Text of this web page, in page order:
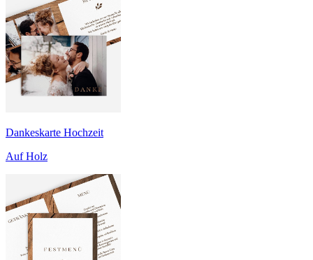
Dankeskarte Hochzeit
Auf Holz